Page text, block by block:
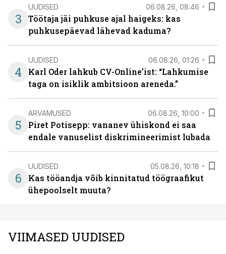
3
UUDISED 06.08.26, 08:46
Töötaja jäi puhkuse ajal haigeks: kas
puhkusepäevad lähevad kaduma?
4
UUDISED 06.08.26, 01:26
Karl Oder lahkub CV-Online’ist: “Lahkumise
taga on isiklik ambitsioon areneda.”
5
ARVAMUSED 06.08.26, 10:00
Piret Potisepp: vananev ühiskond ei saa
endale vanuselist diskrimineerimist lubada
6
UUDISED 05.08.26, 10:18
Kas tööandja võib kinnitatud töögraafikut
ühepoolselt muuta?
VIIMASED UUDISED